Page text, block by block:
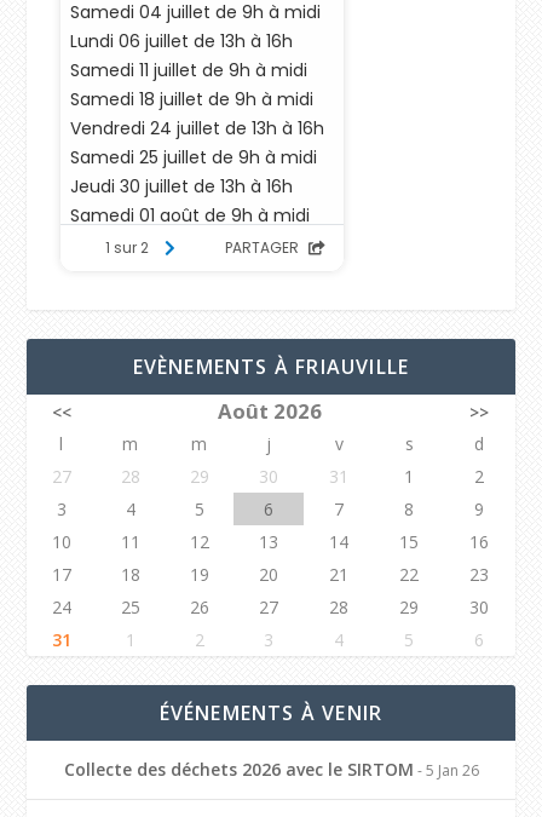
EVÈNEMENTS À FRIAUVILLE
<< Août 2026
>>
l
m m j v s
d
27
28 29 30 31 1
2
3
4 5 6 7 8
9
10
11 12 13 14 15
16
17
18 19 20 21 22
23
24
25 26 27 28 29
30
31
1 2 3 4 5 6
ÉVÉNEMENTS À VENIR
Collecte des déchets 2026 avec le SIRTOM - 5 Jan 26